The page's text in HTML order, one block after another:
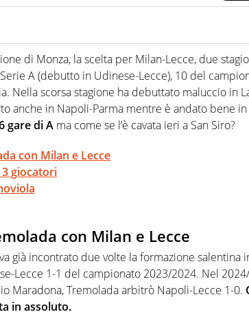
numerose manifestazioni sportive e
competenza, conoscenza e memoria storica.
di Monza, la scelta per Milan-Lecce, due
A (debutto in Udinese-Lecce), 10 del
Nella scorsa stagione ha debuttato maluccio in
anche in Napoli-Parma mentre è andato bene
gare di A ma come se l’è cavata ieri a San Siro?
con Milan e Lecce
giocatori
con Milan e Lecce
già incontrato due volte la formazione salentina
Lecce 1-1 del campionato 2023/2024. Nel
Maradona, Tremolada arbitrò Napoli-Lecce 1-0.
in assoluto.